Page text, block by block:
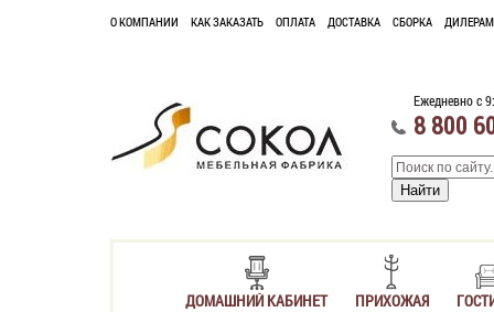
О КОМПАНИИ КАК ЗАКАЗАТЬ ОПЛАТА ДОСТАВКА СБОРКА ДИЛЕРАМ
Ежедневно с
8 800
ДОМАШНИЙ КАБИНЕТ ПРИХОЖАЯ